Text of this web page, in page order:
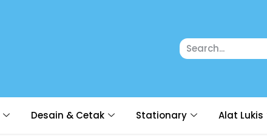
Desain & Cetak Stationary Alat Lukis